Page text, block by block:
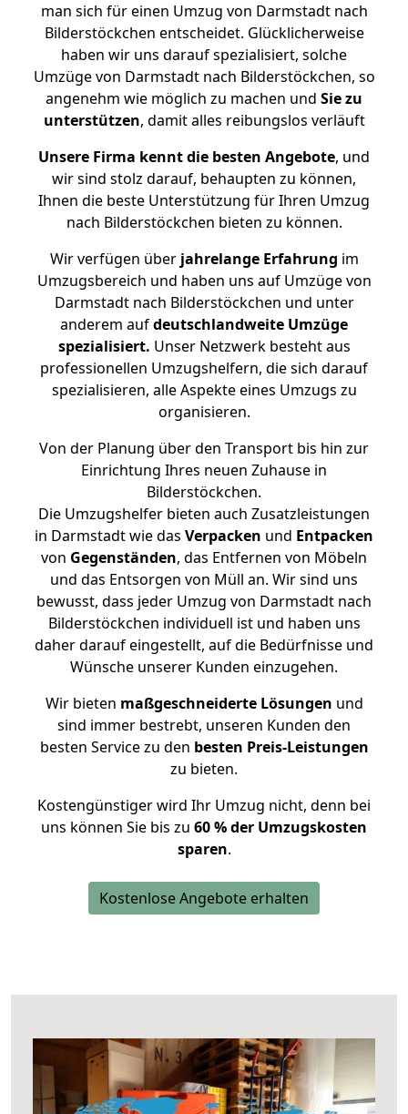
man sich für einen Umzug von Darmstadt nach
Bilderstöckchen entscheidet. Glücklicherweise
haben wir uns darauf spezialisiert, solche
Umzüge von Darmstadt nach Bilderstöckchen, so
angenehm wie möglich zu machen und Sie zu
unterstützen, damit alles reibungslos verläuft
Unsere Firma kennt die besten Angebote, und
wir sind stolz darauf, behaupten zu können,
Ihnen die beste Unterstützung für Ihren Umzug
nach Bilderstöckchen bieten zu können.
Wir verfügen überjahrelange Erfahrung im
Umzugsbereich und haben uns auf Umzüge von
Darmstadt nach Bilderstöckchen und unter
anderem aufdeutschlandweite Umzüge
spezialisiert. Unser Netzwerk besteht aus
professionellen Umzugshelfern, die sich darauf
spezialisieren, alle Aspekte eines Umzugs zu
organisieren.
Von der Planung über den Transport bis hin zur
Einrichtung Ihres neuen Zuhause in
Bilderstöckchen.
Die Umzugshelfer bieten auch Zusatzleistungen
in Darmstadt wie das Verpacken und Entpacken
von Gegenständen, das Entfernen von Möbeln
und das Entsorgen von Müll an. Wir sind uns
bewusst, dass jeder Umzug von Darmstadt nach
Bilderstöckchen individuell ist und haben uns
daher darauf eingestellt, auf die Bedürfnisse und
Wünsche unserer Kunden einzugehen.
Wir bieten maßgeschneiderte Lösungen und
sind immer bestrebt, unseren Kunden den
besten Service zu den besten Preis-Leistungen
zu bieten.
Kostengünstiger wird Ihr Umzug nicht, denn bei
uns können Sie bis zu 60 % der Umzugskosten
sparen.
Kostenlose Angebote erhalten